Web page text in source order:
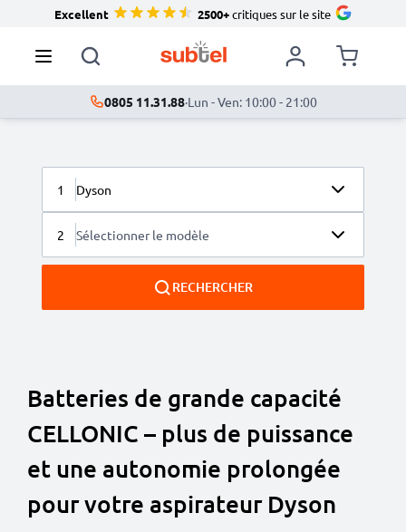
Excellent 2500+critiques sur le site
0805 11.31.88·Lun - Ven: 10:00 - 21:00
1 Dyson
2 Sélectionner le modèle
RECHERCHER
Batteries de grande capacité
CELLONIC – plus de puissance
et une autonomie prolongée
pour votre aspirateur Dyson